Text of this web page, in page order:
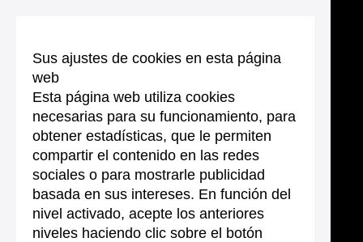
Sus ajustes de cookies en esta página
web
Esta página web utiliza cookies
necesarias para su funcionamiento, para
obtener estadísticas, que le permiten
compartir el contenido en las redes
sociales o para mostrarle publicidad
basada en sus intereses. En función del
nivel activado, acepte los anteriores
niveles haciendo clic sobre el botón